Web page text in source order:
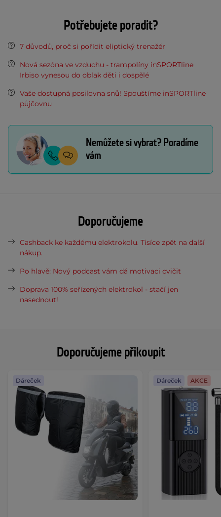
Doporučujeme přikoupit
Dáreček Dáreček AKCE
Potřebujete poradit?
7 důvodů, proč si pořídit eliptický trenažér
Nová sezóna ve vzduchu - trampolíny inSPORTline
Irbiso vynesou do oblak děti i dospělé
Vaše dostupná posilovna snů! Spouštíme inSPORTline
půjčovnu
Nemůžete si vybrat? Poradíme
vám
Doporučujeme
Cashback ke každému elektrokolu. Tisíce zpět na další
nákup.
Po hlavě: Nový podcast vám dá motivaci cvičit
Doprava 100% seřízených elektrokol - stačí jen
nasednout!